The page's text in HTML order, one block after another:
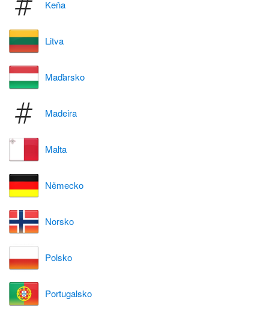
Keňa
Litva
Maďarsko
Madeira
Malta
Německo
Norsko
Polsko
Portugalsko